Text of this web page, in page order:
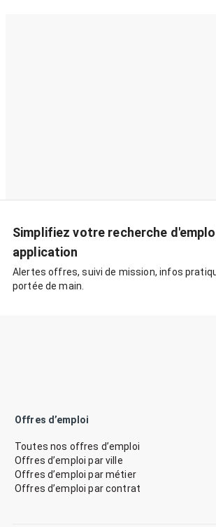
Simplifiez votre recherche
application
Alertes offres, suivi de mission, infos
portée de main.
Offres d’emploi
Toutes nos offres d’emploi
Offres d’emploi par ville
Offres d’emploi par métier
Offres d’emploi par contrat